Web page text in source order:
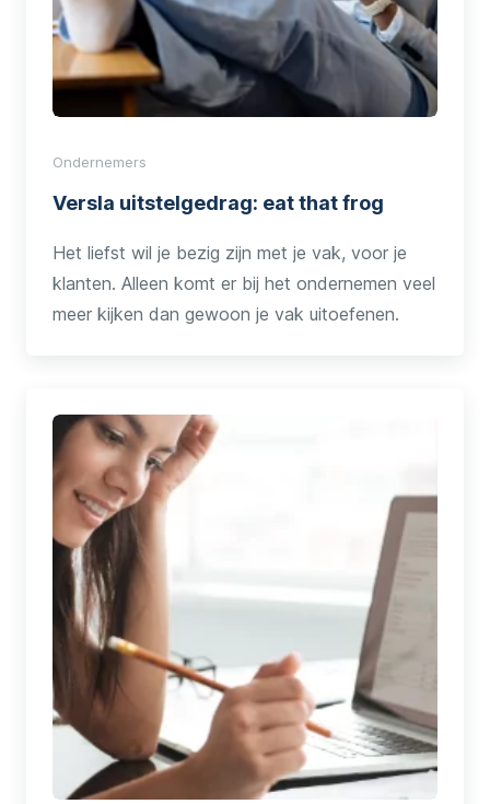
Ondernemers
Versla uitstelgedrag: eat that frog
Het liefst wil je bezig zijn met je vak, voor je
klanten. Alleen komt er bij het ondernemen veel
meer kijken dan gewoon je vak uitoefenen.